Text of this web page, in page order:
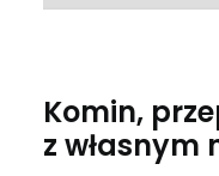
Komin,
z własnym